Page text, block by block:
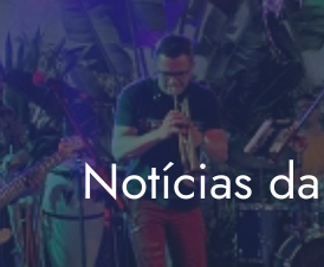
Notícias